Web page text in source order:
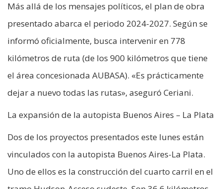
Más allá de los mensajes políticos, el plan de obra
presentado abarca el periodo 2024-2027. Según se
informó oficialmente, busca intervenir en 778
kilómetros de ruta (de los 900 kilómetros que tiene
el área concesionada AUBASA). «Es prácticamente
dejar a nuevo todas las rutas», aseguró Ceriani.
La expansión de la autopista Buenos Aires – La Plata
Dos de los proyectos presentados este lunes están
vinculados con la autopista Buenos Aires-La Plata.
Uno de ellos es la construcción del cuarto carril en el